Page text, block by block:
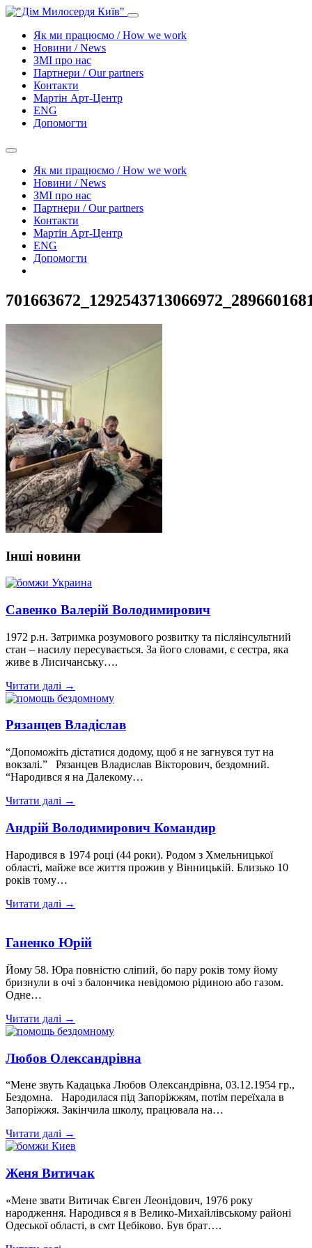
Як ми працюємо / How we work
Новини / News
ЗМІ про нас
Партнери / Our partners
Контакти
Mартін Арт-Центр
ENG
Допомогти
Як ми працюємо / How we work
Новини / News
ЗМІ про нас
Партнери / Our partners
Контакти
Mартін Арт-Центр
ENG
Допомогти
Інші новини
Савенко Валерій Володимирович
1972 р.н. Затримка розумового розвитку та післяінсультний
стан – насилу пересувається. За його словами, є сестра, яка
живе в Лисичанську….
Читати далі →
Рязанцев Владіслав
“Допоможіть дістатися додому, щоб я не загнувся тут на
вокзалі.” Рязанцев Владислав Вікторович, бездомний.
“Народився я на Далекому…
Читати далі →
Андрій Володимирович Командир
Народився в 1974 році (44 роки). Родом з Хмельницької
області, майже все життя прожив у Вінницькій. Близько 10
років тому…
Читати далі →
Ганенко Юрій
Йому 58. Юра повністю сліпий, бо пару років тому йому
бризнули в очі з балончика невідомою рідиною або газом.
Одне…
Читати далі →
Любов Олександрівна
“Мене звуть Кадацька Любов Олександрівна, 03.12.1954 гр.,
Бездомна. Народилася під Запоріжжям, потім переїхала в
Запоріжжя. Закінчила школу, працювала на…
Читати далі →
Женя Витичак
«Мене звати Витичак Євген Леонідович, 1976 року
народження. Народився я в Велико-Михайлівському районі
Одеської області, в смт Цебіково. Був брат….